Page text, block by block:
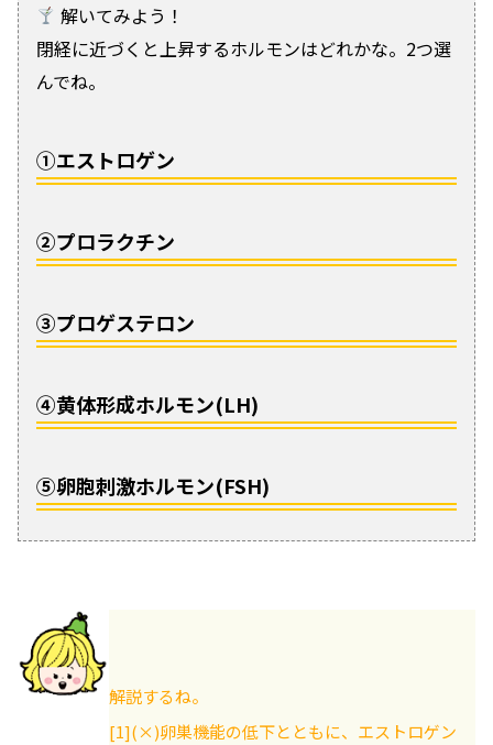
解いてみよう！
閉経に近づくと上昇するホルモンはどれかな。2つ選
んでね。
①エストロゲン
②プロラクチン
③プロゲステロン
④黄体形成ホルモン(LH)
⑤卵胞刺激ホルモン(FSH)
解説するね。
[1](×)卵巣機能の低下とともに、エストロゲン